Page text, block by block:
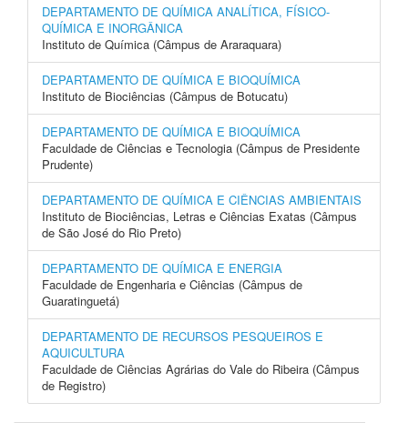
DEPARTAMENTO DE QUÍMICA ANALÍTICA, FÍSICO-
QUÍMICA E INORGÂNICA
Instituto de Química (Câmpus de Araraquara)
DEPARTAMENTO DE QUÍMICA E BIOQUÍMICA
Instituto de Biociências (Câmpus de Botucatu)
DEPARTAMENTO DE QUÍMICA E BIOQUÍMICA
Faculdade de Ciências e Tecnologia (Câmpus de Presidente
Prudente)
DEPARTAMENTO DE QUÍMICA E CIÊNCIAS AMBIENTAIS
Instituto de Biociências, Letras e Ciências Exatas (Câmpus
de São José do Rio Preto)
DEPARTAMENTO DE QUÍMICA E ENERGIA
Faculdade de Engenharia e Ciências (Câmpus de
Guaratinguetá)
DEPARTAMENTO DE RECURSOS PESQUEIROS E
AQUICULTURA
Faculdade de Ciências Agrárias do Vale do Ribeira (Câmpus
de Registro)